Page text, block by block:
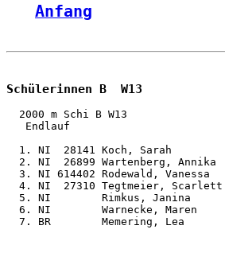
Anfang
Schülerinnen B  W13
2000 m Schi B W13
   Endlauf
1. NI  28141 Koch, Sarah
2. NI  26899 Wartenberg, Annika
3. NI 614402 Rodewald, Vanessa
4. NI  27310 Tegtmeier,
5. NI        Rimkus, Janina
6. NI        Warnecke, Maren
7. BR        Memering, Lea